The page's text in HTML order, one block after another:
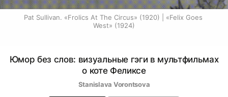
Pat Sullivan. «Frolics At The Circus» (1920) | «Felix Goes
West» (1924)
Юмор без слов: визуальные гэги в мультфильмах
о коте Феликсе
Stanislava Vorontsova